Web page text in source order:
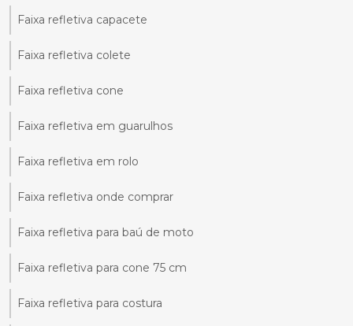
Faixa refletiva capacete
Faixa refletiva colete
Faixa refletiva cone
Faixa refletiva em guarulhos
Faixa refletiva em rolo
Faixa refletiva onde comprar
Faixa refletiva para baú de moto
Faixa refletiva para cone 75 cm
Faixa refletiva para costura